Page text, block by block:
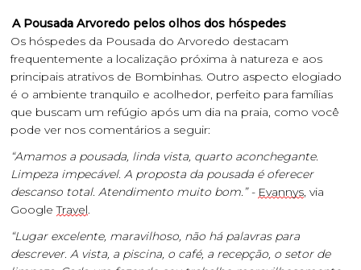
A Pousada Arvoredo pelos olhos dos hóspedes
Os hóspedes da Pousada do Arvoredo destacam
frequentemente a localização próxima à natureza e aos
principais atrativos de Bombinhas. Outro aspecto elogiado
é o ambiente tranquilo e acolhedor, perfeito para famílias
que buscam um refúgio após um dia na praia, como você
pode ver nos comentários a seguir:
“Amamos a pousada, linda vista, quarto aconchegante.
Limpeza impecável. A proposta da pousada é oferecer
descanso total. Atendimento muito bom.” - Evannys, via
GoogleTravel.
“Lugar excelente, maravilhoso, não há palavras para
descrever. A vista, a piscina, o café, a recepção, o setor de